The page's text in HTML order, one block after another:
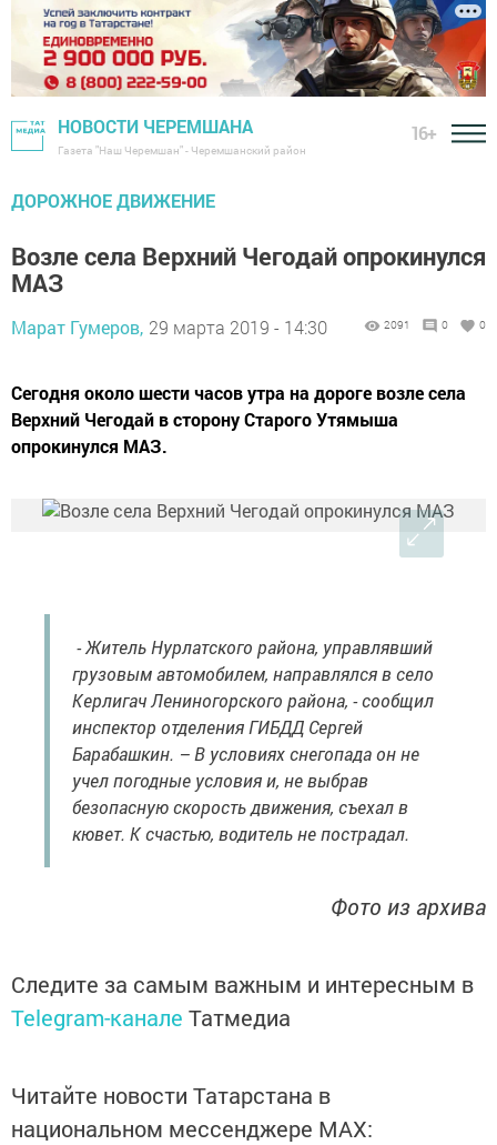
НОВОСТИ ЧЕРЕМШАНА
Газета "Наш Черемшан" - Черемшанский район
16+
ДОРОЖНОЕ ДВИЖЕНИЕ
Возле села Верхний Чегодай опрокинулся
МАЗ
Марат Гумеров, 29 марта 2019 - 14:30 2091 0 0
Сегодня около шести часов утра на дороге возле села
Верхний Чегодай в сторону Старого Утямыша
опрокинулся МАЗ.
- Житель Нурлатского района, управлявший
грузовым автомобилем, направлялся в село
Керлигач Лениногорского района, - сообщил
инспектор отделения ГИБДД Сергей
Барабашкин. – В условиях снегопада он не
учел погодные условия и, не выбрав
безопасную скорость движения, съехал в
кювет. К счастью, водитель не пострадал.
Фото из архива
Следите за самым важным и интересным в
Telegram-канале Татмедиа
Читайте новости Татарстана в
национальном мессенджере MАХ: